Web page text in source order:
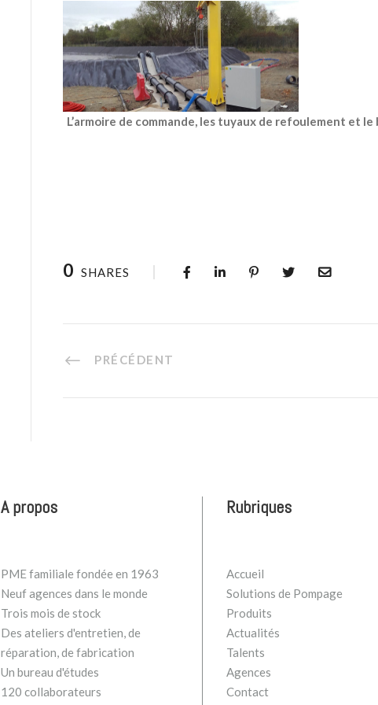
L’armoire de commande, les tuyaux de refoulement et le
0 SHARES
PRÉCÉDENT
A propos
PME familiale fondée en 1963
Neuf agences dans le monde
Trois mois de stock
Des ateliers d'entretien, de
réparation, de fabrication
Un bureau d'études
120 collaborateurs
Rubriques
Accueil
Solutions de Pompage
Produits
Actualités
Talents
Agences
Contact